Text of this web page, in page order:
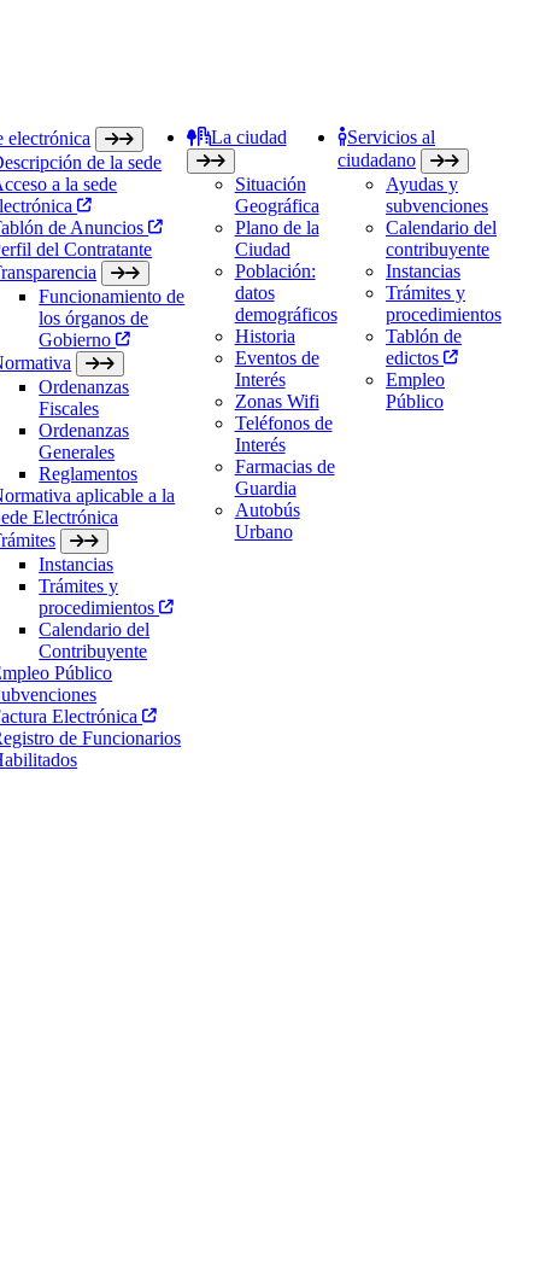
electrónica
de la sede
a la sede
de Anuncios
del Contratante
Funcionamiento de
los órganos de
Gobierno
Ordenanzas
Fiscales
Ordenanzas
Generales
Reglamentos
aplicable a la
Electrónica
Instancias
Trámites y
procedimientos
Calendario del
Contribuyente
Público
Electrónica
de Funcionarios
La ciudad
Situación
Geográfica
Plano de la
Ciudad
Población:
datos
demográficos
Historia
Eventos de
Interés
Zonas Wifi
Teléfonos de
Interés
Farmacias de
Guardia
Autobús
Urbano
Servicios al
ciudadano
Ayudas y
subvenciones
Calendario del
contribuyente
Instancias
Trámites y
procedimientos
Tablón de
edictos
Empleo
Público